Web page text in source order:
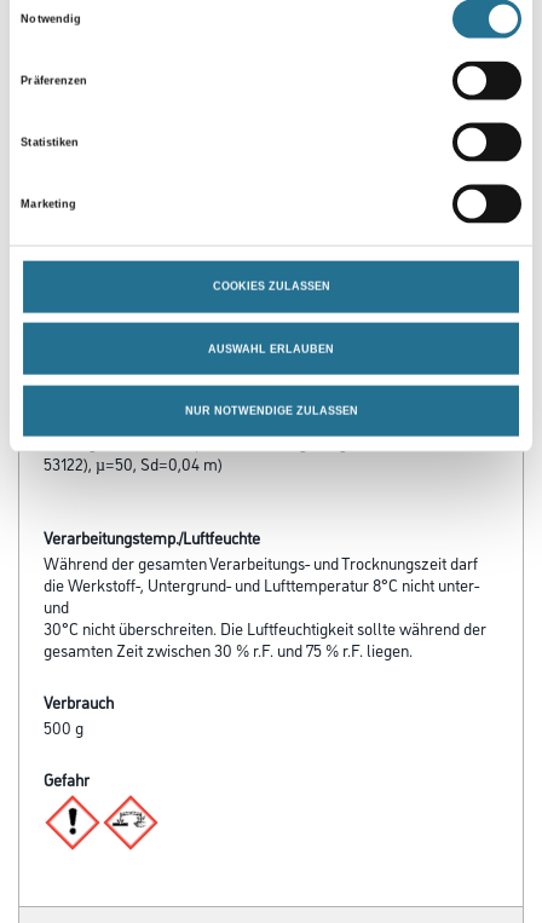
Notwendig
Präferenzen
Statistiken
Marketing
COOKIES ZULASSEN
AUSWAHL ERLAUBEN
NUR NOTWENDIGE ZULASSEN
- Mit natürlichem Löschkalk
- Unbrennbar
- Atmungsaktive Oberfläche
- Sehr gut wasserdampfdiffusionsfähig (410g/m² in 24 Std. (DIN
53122), µ=50, Sd=0,04 m)
Verarbeitungstemp./Luftfeuchte
Während der gesamten Verarbeitungs- und Trocknungszeit darf
die Werkstoff-, Untergrund- und Lufttemperatur 8°C nicht unter-
und
30°C nicht überschreiten. Die Luftfeuchtigkeit sollte während der
gesamten Zeit zwischen 30 % r.F. und 75 % r.F. liegen.
Verbrauch
500 g
Gefahr